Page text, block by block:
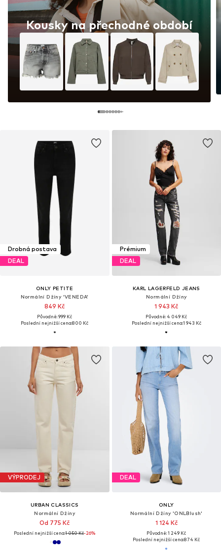
Drobná postava
DEAL
ONLY PETITE
Normální Džíny 'VENEDA'
849 Kč
Původně: 999 Kč
Poslední nejnižší cena:800 Kč
Kousky na přechodné období
Prémium
DEAL
KARL LAGERFELD JEANS
Normální Džíny
1 943 Kč
Původně: 4 049 Kč
Poslední nejnižší cena:1 943 Kč
VÝPRODEJ
URBAN CLASSICS
Normální Džíny
Od 775 Kč
Poslední nejnižší cena:1 050 Kč-26%
DEAL
ONLY
Normální Džíny 'ONLBlush'
1 124 Kč
Původně: 1 249 Kč
Poslední nejnižší cena:874 Kč